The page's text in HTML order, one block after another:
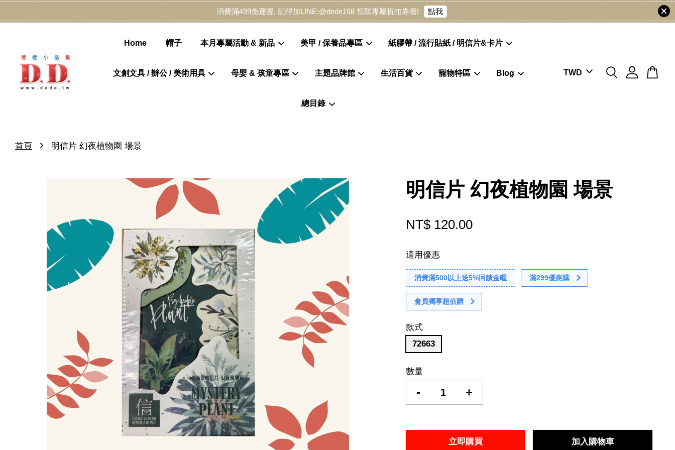
消費滿499免運喔, 記得加LINE:@dede168 領取專屬折扣券喔! 點我
Home 帽子 本月專屬活動 & 新品 美甲 / 保養品專區 紙膠帶 / 流行貼紙 / 明信片&卡片
文創文具 / 辦公 / 美術用具 母嬰 & 孩童專區 主題品牌館 生活百貨 寵物特區 Blog
總目錄
首頁 › 明信片 幻夜植物園 場景
明信片 幻夜植物園 場景
NT$ 120.00
適用優惠
消費滿500以上送5%回饋金喔 滿299優惠購
會員獨享超值購
款式
72663
數量
- +
立即購買 加入購物車